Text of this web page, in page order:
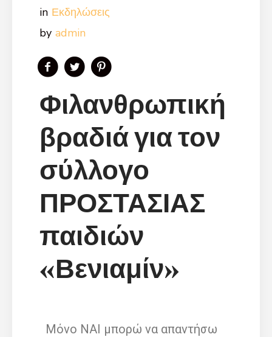
Εκδηλώσεις
admin
Φιλανθρωπική
βραδιά για τον
σύλλογο
ΠΡΟΣΤΑΣΙΑΣ
παιδιών
«Βενιαμίν»
Μόνο ΝΑΙ μπορώ να απαντήσω